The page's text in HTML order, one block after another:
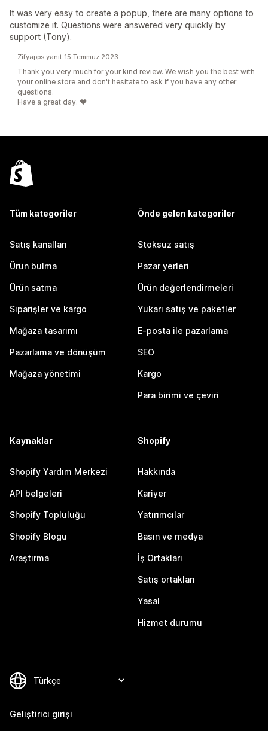
It was very easy to create a popup, there are many options to
customize it. Questions were answered very quickly by
support (Tony).
Zifyapps yanıt 15 Temmuz 2023
Thank you very much for your kind review. We wish you the best with
your online store and don't hesitate to ask if you have any other
questions.
Have a great day. ❤️
Tüm kategoriler
Satış kanalları
Ürün bulma
Ürün satma
Siparişler ve kargo
Mağaza tasarımı
Pazarlama ve dönüşüm
Mağaza yönetimi
Önde gelen kategoriler
Stoksuz satış
Pazar yerleri
Ürün değerlendirmeleri
Yukarı satış ve paketler
E-posta ile pazarlama
SEO
Kargo
Para birimi ve çeviri
Kaynaklar
Shopify Yardım Merkezi
API belgeleri
Shopify Topluluğu
Shopify Blogu
Araştırma
Shopify
Hakkında
Kariyer
Yatırımcılar
Basın ve medya
İş Ortakları
Satış ortakları
Yasal
Hizmet durumu
Geliştirici girişi